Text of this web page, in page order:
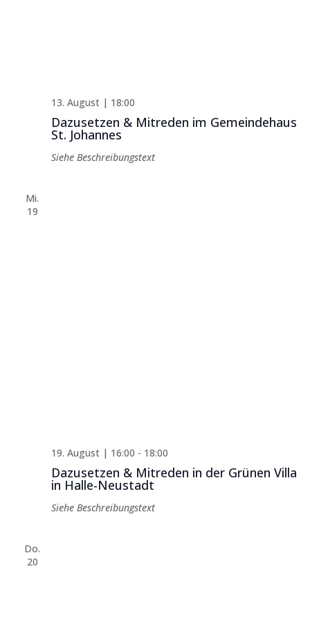
Dazusetzen & Mitreden im Gemeindehaus
St. Johannes
13. August | 18:00
Siehe Beschreibungstext
Mi.
19
Dazusetzen & Mitreden in der Grünen Villa
in Halle-Neustadt
19. August | 16:00 - 18:00
Siehe Beschreibungstext
Do.
20